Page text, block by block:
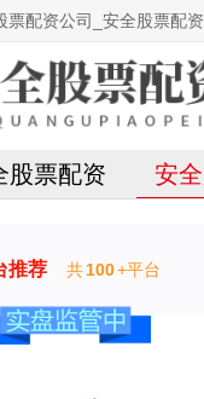
票配资公司_安全股票配
股票配资 安
推荐 共100+平台